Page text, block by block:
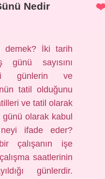
Nedir
demek? İki tarih
günü sayısını
günlerin ve
tatil olduğunu
ve tatil olarak
olarak kabul
ifade eder?
çalışanın işe
saatlerinin
günlerdir.